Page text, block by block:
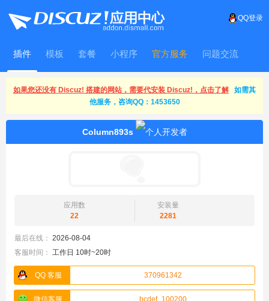
QQ登录
插件 模板 套餐 小程序 官方服务 问题交流
WitFrame
如果您还没有 Discuz! 搭建的网站，需要代安装 Discuz!，点击了解
如需其
他服务，咨询QQ：1453650
Column893s
应用数
22
安装量
2281
最后在线： 2026-08-04
客服时间： 工作日 10时~20时
QQ 客服 370961342
微信客服 bcdef_100200